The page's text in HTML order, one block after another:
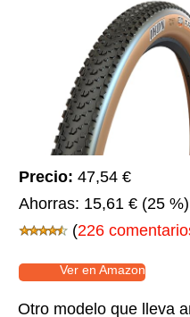
Precio: 47,54 €
Ahorras: 15,61 € (25 %)
(226
Ver en Amazon
Otro modelo que lleva